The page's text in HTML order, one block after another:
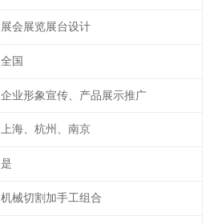
展会展览展台设计
全国
企业形象宣传、产品展示推广
上海、杭州、南京
是
机械切割加手工组合